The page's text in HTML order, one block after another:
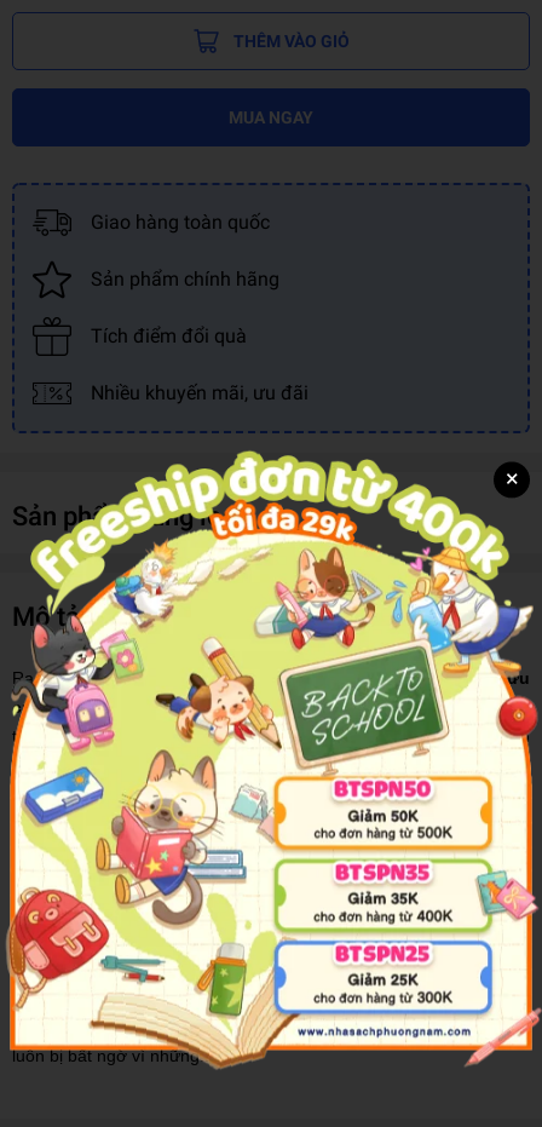
THÊM VÀO GIỎ
MUA NGAY
Giao hàng toàn quốc
Sản phẩm chính hãng
Tích điểm đổi quà
Nhiều khuyến mãi, ưu đãi
Sản phẩm cùng loại
Mô tả sản phẩm
Ra đời năm 1876, hơn một trăm năm nay,
Những cuộc phiêu lưu
của Tom Sawyer
đã được người đọc ở nhiều lứa tuổi, nhiều dân
tộc khác nhau yêu mến. Tác giả không chỉ thuật lại một câu chuyện
có hậu về chú Tom tinh nghịch và chú Huck lang thang, mà còn
dựng lên một bức tranh hiện thực về môi trường bao quanh các
nhân vật bé nhỏ, đặc biệt đi sâu vào thế giới bên trong của con
người, miêu tả giản dị và chính xác tâm lý trẻ em. Tom Sawyer,
nhân vật chính, cũng như Huck bạn em, khao khát một cuộc sống
khác thường, một cuộc sống huy hoàng, lừng lẫy, sao cho mọi chú
bé quen biết đều sầu não vì ganh tị, còn người lớn thì sững sờ vì
kinh ngạc. Cùng với chiều sâu của nó, tác phẩm vẫn nhẹ nhàng
tươi tắn, lấp lánh sắc màu rực rỡ. Nghệ thuật kể chuyện của Mark
Twain cuốn hút và có sức hấp dẫn kì lạ. Người đọc luôn hồi hộp và
luôn bị bất ngờ vì những...
×